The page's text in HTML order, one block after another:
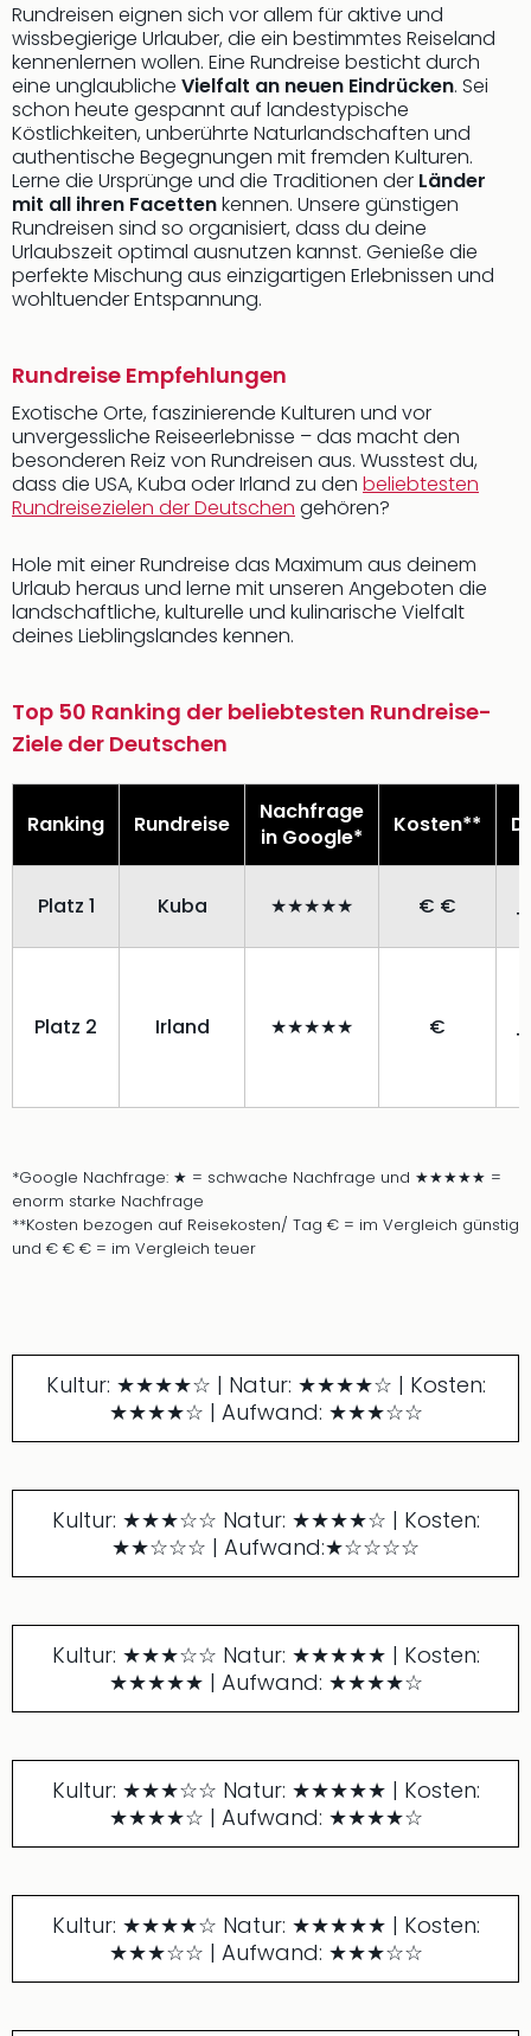
Rundreisen eignen sich vor allem für aktive und
wissbegierige Urlauber, die ein bestimmtes Reiseland
kennenlernen wollen. Eine Rundreise besticht durch
eine unglaubliche Vielfalt an neuen Eindrücken. Sei
schon heute gespannt auf landestypische
Köstlichkeiten, unberührte Naturlandschaften und
authentische Begegnungen mit fremden Kulturen.
Lerne die Ursprünge und die Traditionen der Länder
mit all ihren Facettenkennen. Unsere günstigen
Rundreisen sind so organisiert, dass du deine
Urlaubszeit optimal ausnutzen kannst. Genieße die
perfekte Mischung aus einzigartigen Erlebnissen und
wohltuender Entspannung.
Rundreise Empfehlungen
Exotische Orte, faszinierende Kulturen und vor
unvergessliche Reiseerlebnisse – das macht den
besonderen Reiz von Rundreisen aus. Wusstest du,
dass die USA, Kuba oder Irland zu den beliebtesten
Rundreisezielen der Deutschen gehören?
Hole mit einer Rundreise das Maximum aus deinem
Urlaub heraus und lerne mit unseren Angeboten die
landschaftliche, kulturelle und kulinarische Vielfalt
deines Lieblingslandes kennen.
Top 50 Ranking der beliebtesten Rundreise-
Ziele der Deutschen
Ranking Rundreise
Nachfrage
in Google*
Kosten**
Platz 1 Kuba ★★★★★ € €
Platz 2 Irland ★★★★★ €
*Google Nachfrage: ★ = schwache Nachfrage und ★★★★★ =
enorm starke Nachfrage
**Kosten bezogen auf Reisekosten/ Tag € = im Vergleich günstig
und € € € = im Vergleich teuer
Kultur: ★★★★☆ | Natur: ★★★★☆ | Kosten:
★★★★☆ | Aufwand: ★★★☆☆
Kultur: ★★★☆☆ Natur: ★★★★☆ | Kosten:
★★☆☆☆ | Aufwand:★☆☆☆☆
Kultur: ★★★☆☆ Natur: ★★★★★ | Kosten:
★★★★★ | Aufwand: ★★★★☆
Kultur: ★★★☆☆ Natur: ★★★★★ | Kosten:
★★★★☆ | Aufwand: ★★★★☆
Kultur: ★★★★☆ Natur: ★★★★★ | Kosten:
★★★☆☆ | Aufwand: ★★★☆☆